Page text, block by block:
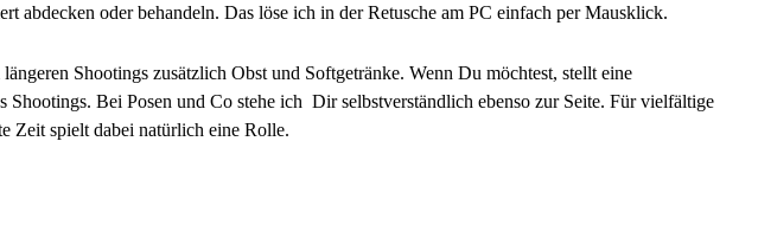
abdecken oder behandeln. Das löse ich in der Retusche am PC einfach per Mausklick.
Shootings zusätzlich Obst und Softgetränke. Wenn Du möchtest, stellt eine
Bei Posen und Co stehe ich Dir selbstverständlich ebenso zur Seite. Für vielfältige
Zeit spielt dabei natürlich eine Rolle.